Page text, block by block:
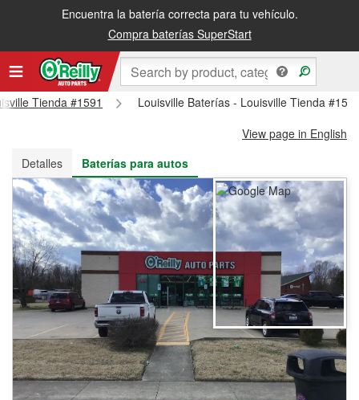
Encuentra la batería correcta para tu vehículo.
Compra baterías SuperStart
Recibe tu orden gratis al día siguiente o recógela en la tienda
Tienda #1591
Louisville Baterías - Louisville Tienda
View page in English
Detalles
Baterías para autos